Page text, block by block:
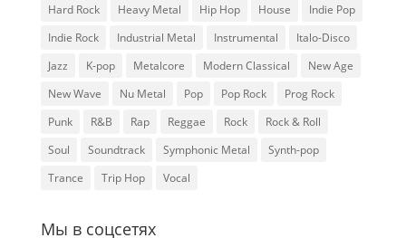
Hard Rock
Heavy Metal Hip Hop House
Indie Pop
Indie Rock
Industrial Metal Instrumental
Italo-Disco
Jazz
K-pop Metalcore Modern Classical
New Age
New Wave
Nu Metal Pop Pop Rock
Prog Rock
Punk
R&B Rap Reggae Rock
Rock & Roll
Soul
Soundtrack Symphonic Metal
Synth-pop
Trance
Trip Hop Vocal
Мы в соцсетях